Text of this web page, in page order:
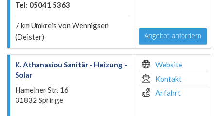
Tel: 05041 5363
7 km Umkreis von Wennigsen
(Deister)
Angebot anfordern
K. Athanasiou Sanitär - Heizung -
Solar
Hamelner Str. 16
31832 Springe
Website
Kontakt
Anfahrt